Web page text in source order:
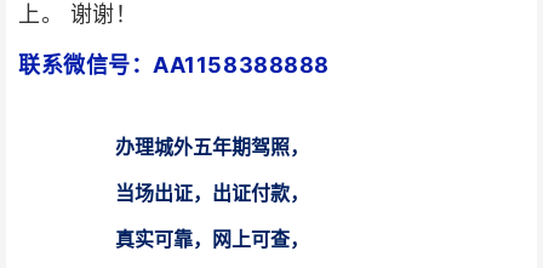
上。 谢谢！
联系微信号：AA1158388888
办理城外五年期驾照，
当场出证，出证付款，
真实可靠，网上可查，